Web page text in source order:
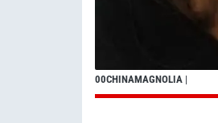
00CHINAMAGNOLIA |